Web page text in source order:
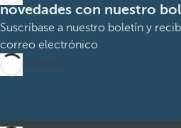
novedades con nuestro
Suscríbase a nuestro boletín y
correo electrónico
Suscribirme